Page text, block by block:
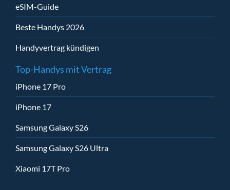
eSIM-Guide
Beste Handys 2026
Handyvertrag kündigen
Top-Handys mit Vertrag
iPhone 17 Pro
iPhone 17
Samsung Galaxy S26
Samsung Galaxy S26 Ultra
Xiaomi 17T Pro